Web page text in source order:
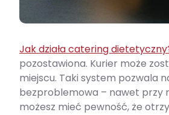
Jak działa catering
pozostawiona. Kurier może
miejscu. Taki system pozwala
bezproblemowa – nawet przy
możesz mieć pewność, że